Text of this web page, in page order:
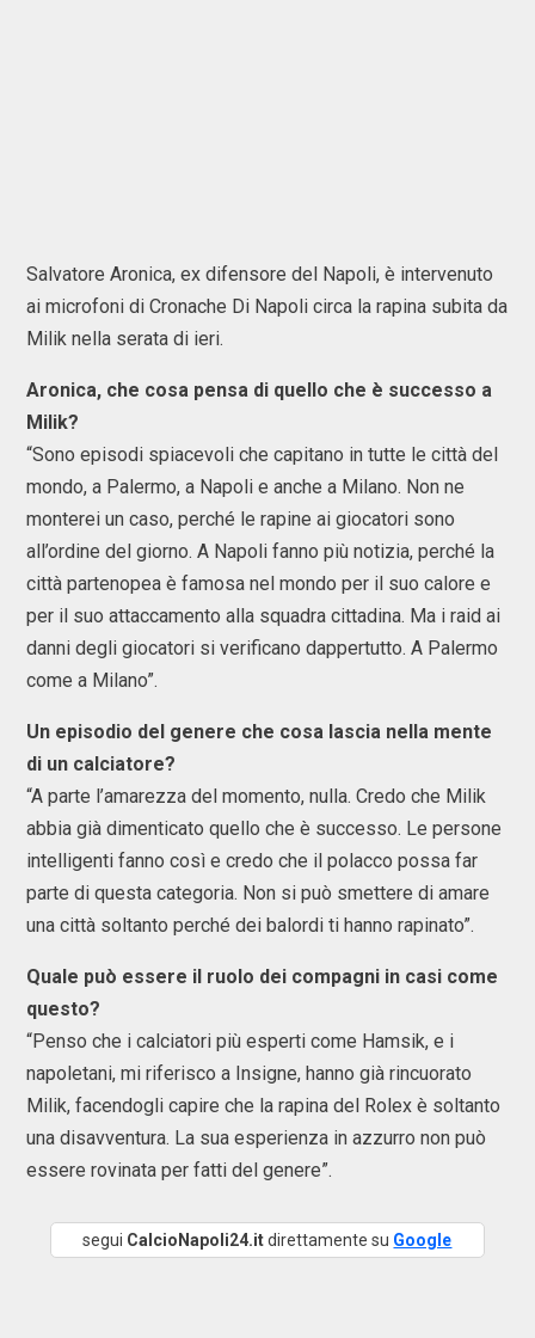
Salvatore Aronica, ex difensore del Napoli, è intervenuto
ai microfoni di Cronache Di Napoli circa la rapina subita da
Milik nella serata di ieri.
Aronica, che cosa pensa di quello che è successo a
Milik?
“Sono episodi spiacevoli che capitano in tutte le città del
mondo, a Palermo, a Napoli e anche a Milano. Non ne
monterei un caso, perché le rapine ai giocatori sono
all’ordine del giorno. A Napoli fanno più notizia, perché la
città partenopea è famosa nel mondo per il suo calore e
per il suo attaccamento alla squadra cittadina. Ma i raid ai
danni degli giocatori si verificano dappertutto. A Palermo
come a Milano”.
Un episodio del genere che cosa lascia nella mente
di un calciatore?
“A parte l’amarezza del momento, nulla. Credo che Milik
abbia già dimenticato quello che è successo. Le persone
intelligenti fanno così e credo che il polacco possa far
parte di questa categoria. Non si può smettere di amare
una città soltanto perché dei balordi ti hanno rapinato”.
Quale può essere il ruolo dei compagni in casi come
questo?
“Penso che i calciatori più esperti come Hamsik, e i
napoletani, mi riferisco a Insigne, hanno già rincuorato
Milik, facendogli capire che la rapina del Rolex è soltanto
una disavventura. La sua esperienza in azzurro non può
essere rovinata per fatti del genere”.
segui CalcioNapoli24.itdirettamente su Google